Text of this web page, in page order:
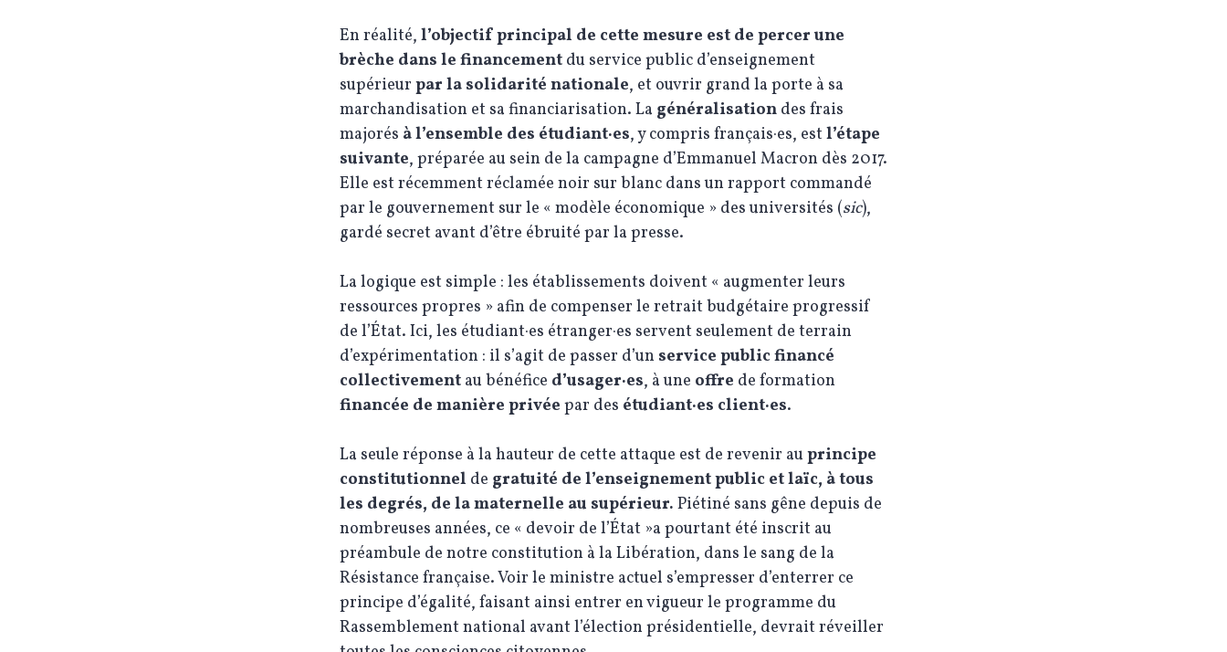
En réalité, l’objectif principal de cette mesure est de percer une
brèche dans le financement du service public d’enseignement
supérieur par la solidarité nationale, et ouvrir grand la porte à sa
marchandisation et sa financiarisation. La généralisation des frais
majorés à l’ensemble des étudiant·es, y compris français·es, est l’étape
suivante, préparée au sein de la campagne d’Emmanuel Macron dès 2017.
Elle est récemment réclamée noir sur blanc dans un rapport commandé
par le gouvernement sur le « modèle économique » des universités (sic),
gardé secret avant d’être ébruité par la presse.
La logique est simple : les établissements doivent « augmenter leurs
ressources propres » afin de compenser le retrait budgétaire progressif
de l’État. Ici, les étudiant·es étranger·es servent seulement de terrain
d’expérimentation : il s’agit de passer d’un service publicfinancé
collectivement au bénéfice d’usager·es, à une offre de formation
financée de manière privée par des étudiant·es client·es.
La seule réponse à la hauteur de cette attaque est de revenir au principe
constitutionnel de gratuité de l’enseignement public et laïc, à tous
les degrés, de la maternelle au supérieur. Piétiné sans gêne depuis de
nombreuses années, ce « devoir de l’État »a pourtant été inscrit au
préambule de notre constitution à la Libération, dans le sang de la
Résistance française. Voir le ministre actuel s’empresser d’enterrer ce
principe d’égalité, faisant ainsi entrer en vigueur le programme du
Rassemblement national avant l’élection présidentielle, devrait réveiller